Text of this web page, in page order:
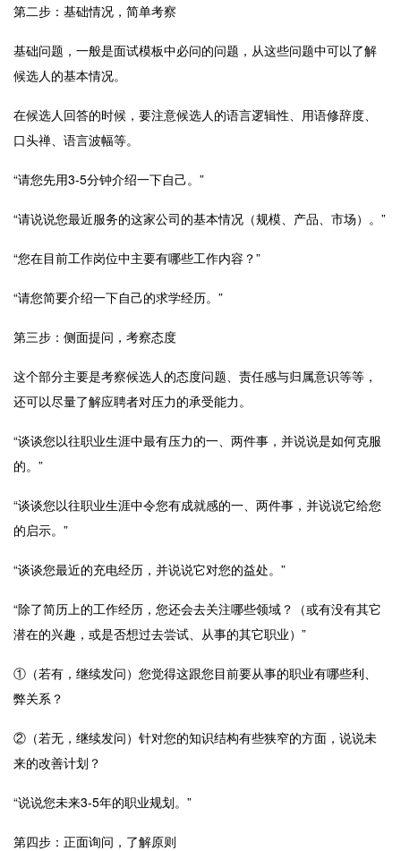
第二步：基础情况，简单考察
基础问题，一般是面试模板中必问的问题，从这些问题中可以了解
候选人的基本情况。
在候选人回答的时候，要注意候选人的语言逻辑性、用语修辞度、
口头禅、语言波幅等。
“请您先用3-5分钟介绍一下自己。”
“请说说您最近服务的这家公司的基本情况（规模、产品、市场）。”
“您在目前工作岗位中主要有哪些工作内容？”
“请您简要介绍一下自己的求学经历。”
第三步：侧面提问，考察态度
这个部分主要是考察候选人的态度问题、责任感与归属意识等等，
还可以尽量了解应聘者对压力的承受能力。
“谈谈您以往职业生涯中最有压力的一、两件事，并说说是如何克服
的。”
“谈谈您以往职业生涯中令您有成就感的一、两件事，并说说它给您
的启示。”
“谈谈您最近的充电经历，并说说它对您的益处。”
“除了简历上的工作经历，您还会去关注哪些领域？（或有没有其它
潜在的兴趣，或是否想过去尝试、从事的其它职业）”
①（若有，继续发问）您觉得这跟您目前要从事的职业有哪些利、
弊关系？
②（若无，继续发问）针对您的知识结构有些狭窄的方面，说说未
来的改善计划？
“说说您未来3-5年的职业规划。”
第四步：正面询问，了解原则